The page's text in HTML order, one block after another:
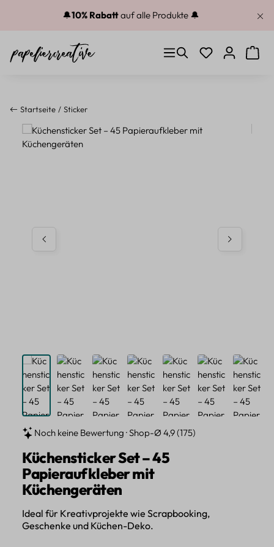
Zum Hauptinhalt springen
🔔10% Rabattauf alle Produkte 🔔
Du hast 0
Startseite Sticker
Bildergalerie überspringen
Noch keine Bewertung · Shop-Ø 4,9 (175)
Küchensticker Set – 45
Papieraufkleber mit
Küchengeräten
Ideal für Kreativprojekte wie Scrapbooking,
Geschenke und Küchen-Deko.